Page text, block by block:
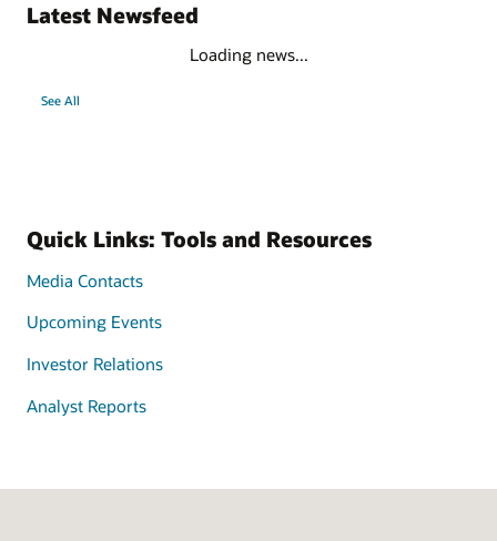
Latest Newsfeed
Loading news...
See All
Quick Links: Tools and Resources
Media Contacts
Upcoming Events
Investor Relations
Analyst Reports